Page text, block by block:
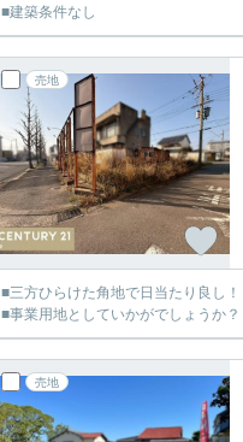
■建築条件なし
売地
■三方ひらけた角地で日当たり良し！
■事業用地としていかがでしょうか？
売地